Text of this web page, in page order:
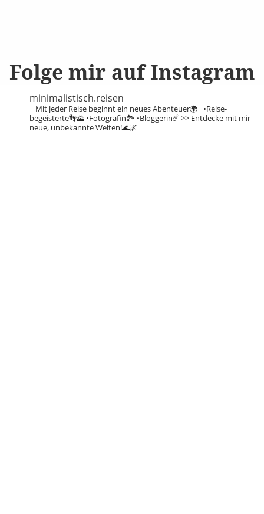
Folge mir auf Instagram
minimalistisch.reisen
~ Mit jeder Reise beginnt ein neues Abenteuer🌍~ •Reise-
begeisterte👣🌄 •Fotografin🏞️ •Bloggerin☄️ >> Entdecke mit mir
neue, unbekannte Welten!🌊🌌